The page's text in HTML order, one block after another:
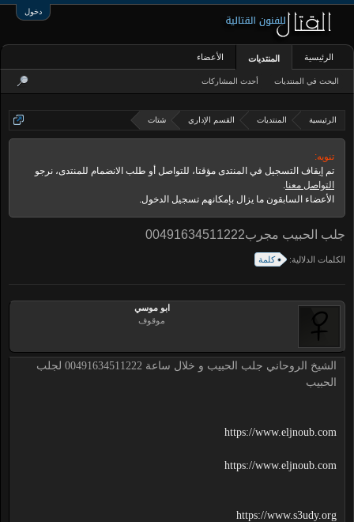
دخول
الرئيسية المنتديات القسم الإداري شتات
تنويه:
تم إيقاف التسجيل في المنتدى مؤقتا، للتواصل أو طلب الانضمام للمنتدى، نرجو
التواصل معنا.
الأعضاء السابقون ما يزال بإمكانهم تسجيل الدخول.
جلب الحبيب مجرب00491634511222
الكلمات الدلالية: كلمة
ابو موسي
موقوف
الشيخ الروحاني جلب الحبيب و خلال ساعة 00491634511222 لجلب
الحبيب
https://www.eljnoub.com
https://www.eljnoub.com
https://www.s3udy.org
الرئيسية المنتديات
البحث في المنتديات أحدث المشاركات
الأعضاء